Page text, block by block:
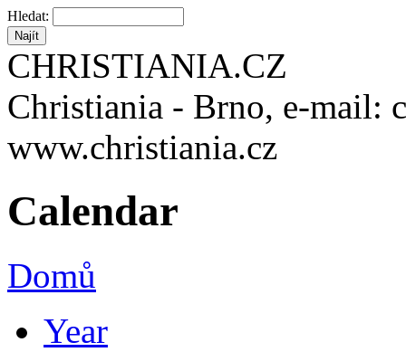
Hledat:
CHRISTIANIA.CZ
Christiania - Brno, e-mail:
www.christiania.cz
Calendar
Domů
Year